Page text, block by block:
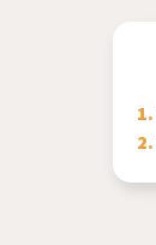
1.
2.